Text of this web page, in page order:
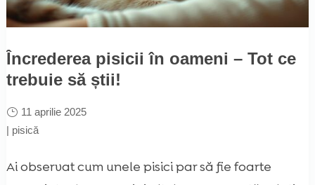
Încrederea pisicii în oameni – Tot ce
trebuie să știi!
11 aprilie 2025
| pisică
Ai observat cum unele pisici par să fie foarte